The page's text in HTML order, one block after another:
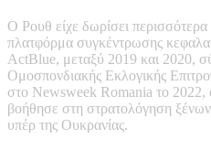
Ο Ρουθ είχε δωρίσει
πλατφόρμα συγκέντρωσης
ActBlue, μεταξύ 2019 και 2020,
Ομοσπονδιακής Εκλογικής
στο Newsweek Romania το 2022,
βοήθησε στη στρατολόγηση
υπέρ της Ουκρανίας.